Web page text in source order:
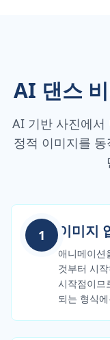
AI 댄스
AI 기반 사진에서
정적 이미지를
1 이미지
애니메이션
것부터 시
시작점이므
되는 형식